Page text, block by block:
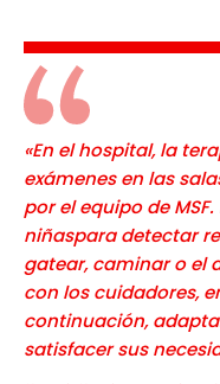
«En el hospital, la
exámenes en las
por el equipo de
niñaspara detectar
gatear, caminar o el
con los cuidadores,
continuación,
satisfacer sus